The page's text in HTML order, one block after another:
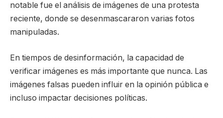
notable fue el análisis de imágenes de una protesta
reciente, donde se desenmascararon varias fotos
manipuladas.
En tiempos de desinformación, la capacidad de
verificar imágenes es más importante que nunca. Las
imágenes falsas pueden influir en la opinión pública e
incluso impactar decisiones políticas.